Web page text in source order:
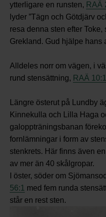
ytterligare en runsten, RAÄ
lyder ”Tägn och Götdjärv
resa denna sten efter
Grekland. Gud hjälpe hans
Alldeles norr om vägen, i
rund stensättning, RAÄ 10:1
Längre österut på Lundby
Kinnekulla och Lilla Haga
galoppträningsbanan
fornlämningar i form av
stenkrets. Här finns även
av mer än 40 skålgropar.
I öster, söder om
56:1 med fem runda
står en rest sten.